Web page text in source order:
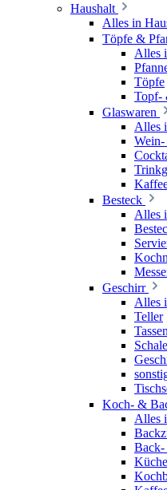
Haushalt
Alles in
Töpfe &
Alles
Töpfe
Topf-
Glaswaren
Alles
Wein-
Besteck
Alles
Geschirr
Alles
Teller
Koch- &
Alles